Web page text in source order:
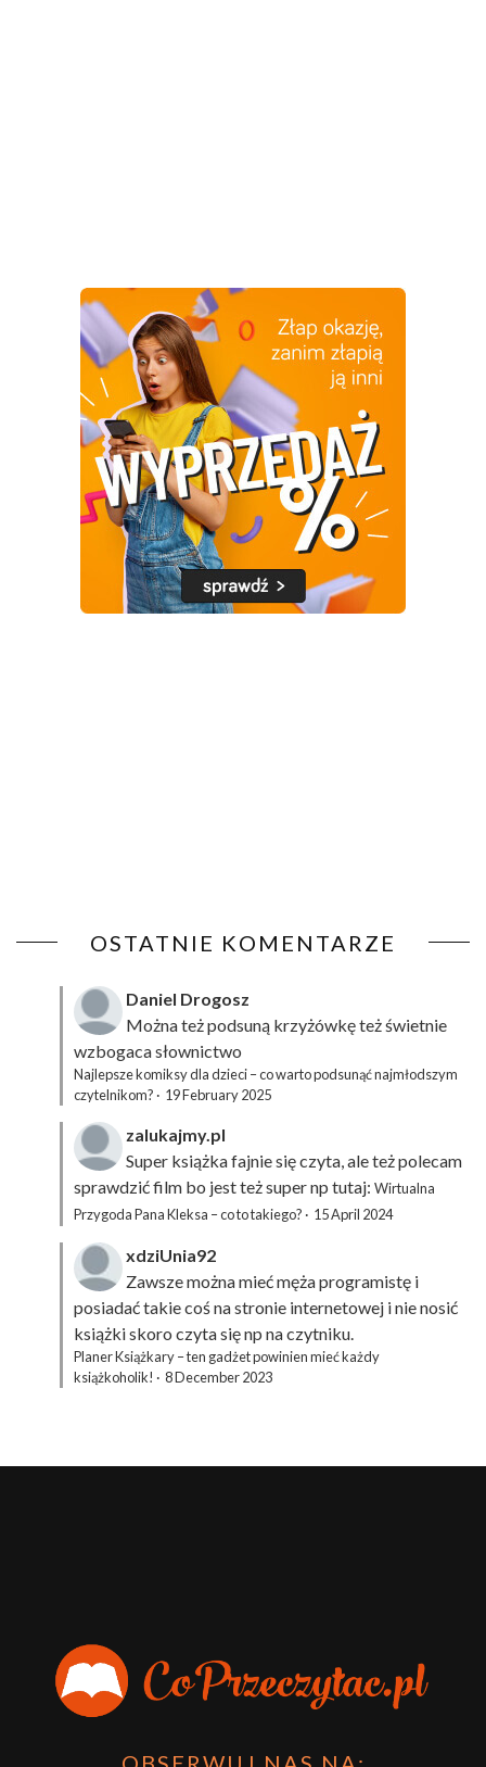
OSTATNIE KOMENTARZE
Daniel Drogosz
Można też podsuną krzyżówkęteż świetnie
wzbogaca słownictwo
Najlepsze komiksy dla dzieci – co warto podsunąć najmłodszym
czytelnikom? · 19 February 2025
zalukajmy.pl
Super książka fajnie się czyta, ale też polecam
sprawdzić film bo jest też super np tutaj: Wirtualna
Przygoda Pana Kleksa – co to takiego? · 15 April 2024
xdziUnia92
Zawsze można mieć męża programistę i
posiadać takie coś na stronie internetowej i nie nosić
książki skoro czyta się np na czytniku.
Planer Książkary – ten gadżet powinien mieć każdy
książkoholik! · 8 December 2023